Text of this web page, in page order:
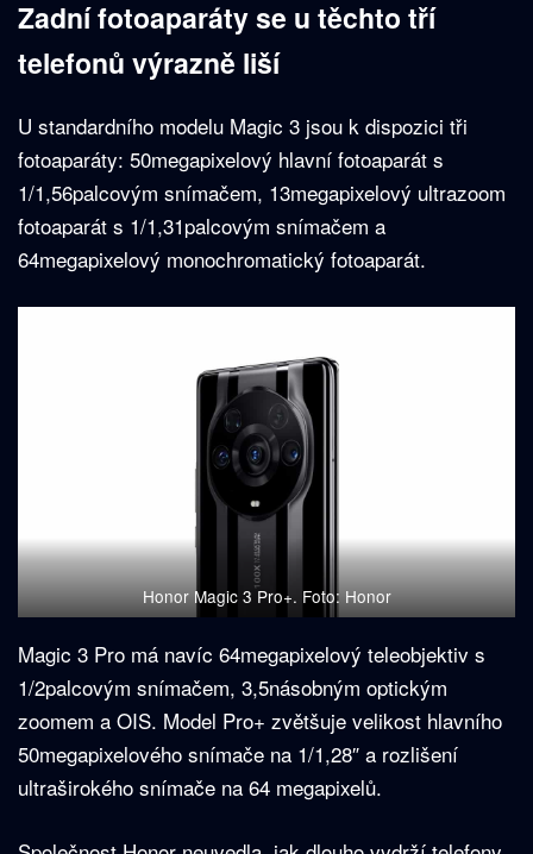
Zadní fotoaparáty se u těchto tří
telefonů výrazně liší
U standardního modelu Magic 3 jsou k dispozici tři
fotoaparáty: 50megapixelový hlavní fotoaparát s
1/1,56palcovým snímačem, 13megapixelový ultrazoom
fotoaparát s 1/1,31palcovým snímačem a
64megapixelový monochromatický fotoaparát.
Honor Magic 3 Pro+. Foto: Honor
Magic 3 Pro má navíc 64megapixelový teleobjektiv s
1/2palcovým snímačem, 3,5násobným optickým
zoomem a OIS. Model Pro+ zvětšuje velikost hlavního
50megapixelového snímače na 1/1,28″ a rozlišení
ultraširokého snímače na 64 megapixelů.